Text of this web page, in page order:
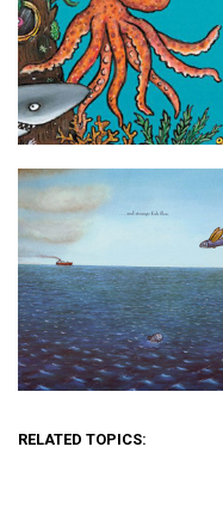
RELATED TOPICS: